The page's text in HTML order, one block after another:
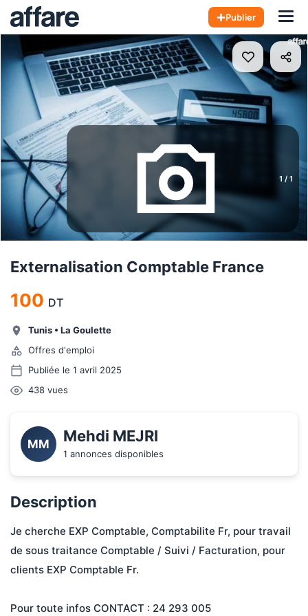
Publier
1 / 1
Externalisation Comptable France
100 DT
Tunis • La Goulette
Offres d'emploi
Publiée le 1 avril 2025
438 vues
MM Mehdi MEJRI
1 annonces disponibles
Description
Je cherche EXP Comptable, Comptabilite Fr, pour travail
de sous traitance Comptable / Suivi / Facturation, pour
clients EXP Comptable Fr.
Pour toute infos CONTACT : 24 293 005